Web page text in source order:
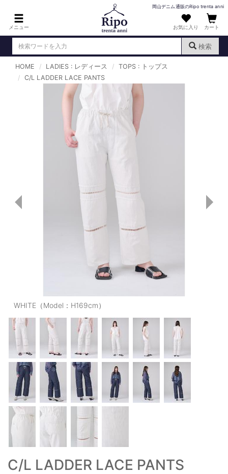
メニュー
岡山デニム通販のRipo trenta anni
お気に入り カート
検索
ログイン （新規会員登録）
MENS : メンズ
DENIM : デニム
PANTS : パンツ
TOPS : トップス
T-SHIRT : Tシャツ
KNIT : ニット
SHIRT : シャツ
PANTS/SKIRT : パンツ・スカート
TOPS : トップス
OUTERS : アウター
OUTLET : アウトレット
MENS : メンズ
LADIES : レディース
新規会員登録
ご利用ガイド
HOME LADIES : レディース
TOPS : トップス
C/L LADDER LACE PANTS
WHITE（Model：H169cm）
C/L LADDER LACE PANTS